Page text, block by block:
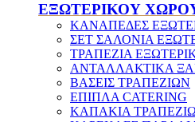
ΕΞΩΤΕΡΙΚΟΥ
ΚΑΝΑΠΕΔΕΣ
ΣΕΤ ΣΑΛΟΝΙΑ
ΤΡΑΠΕΖΙΑ
ΑΝΤΑΛΛΑΚΤΙΚΑ
ΒΑΣΕΙΣ ΤΡΑΠΕΖΙΩΝ
ΕΠΙΠΛΑ CATERING
ΚΑΠΑΚΙΑ